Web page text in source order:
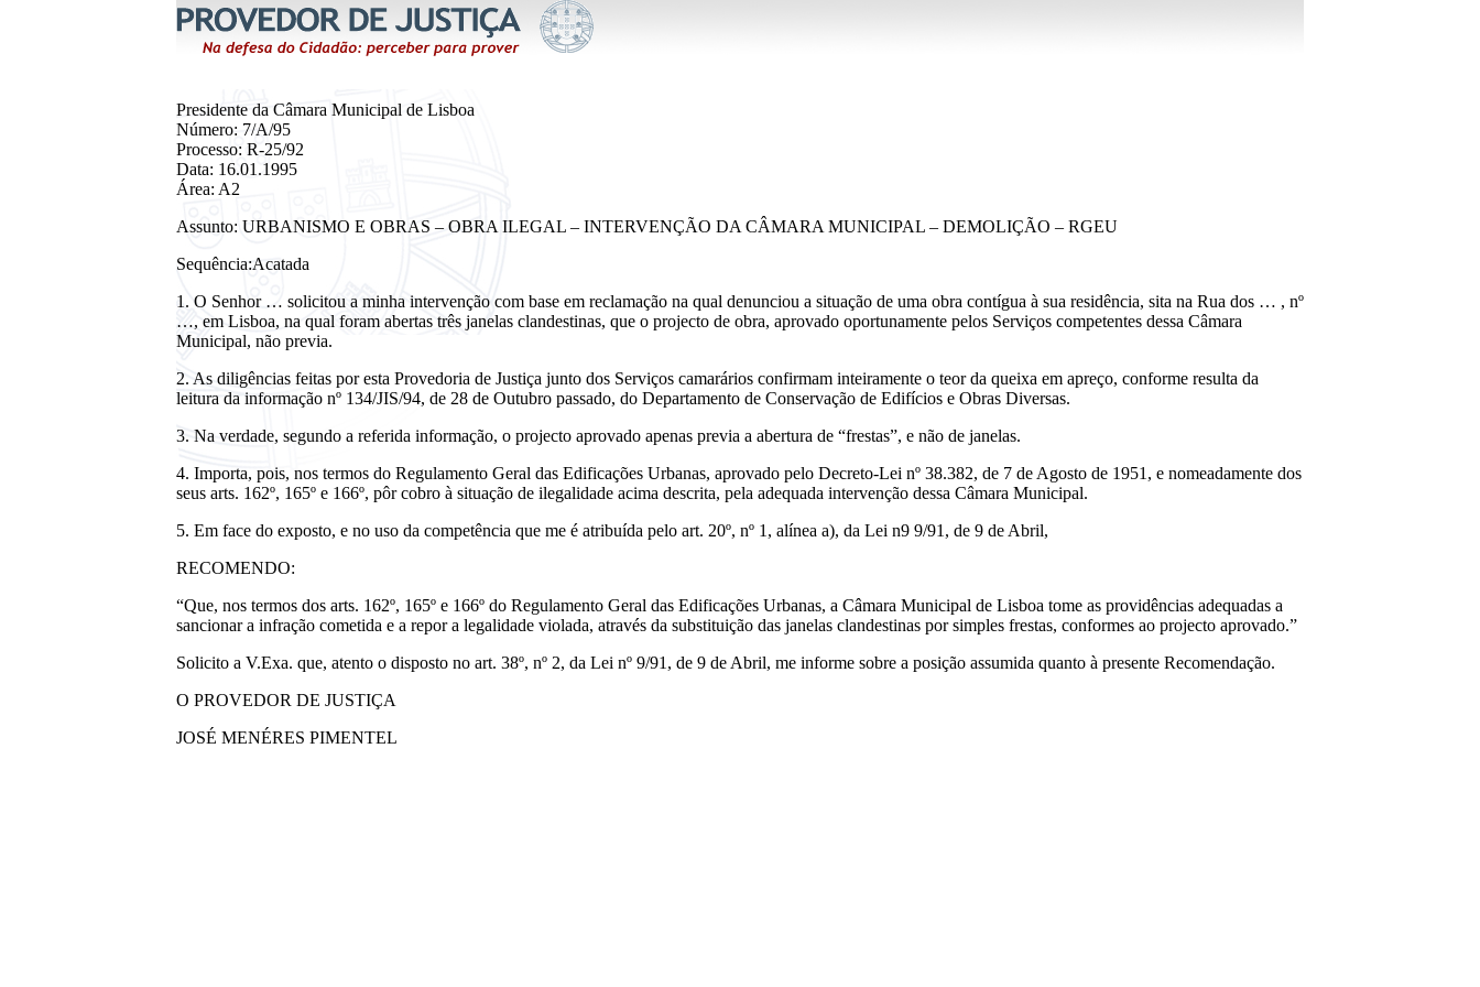
Presidente da Câmara Municipal de Lisboa
Número: 7/A/95
Processo: R-25/92
Data: 16.01.1995
Área: A2
Assunto: URBANISMO E OBRAS – OBRA ILEGAL – INTERVENÇÃO DA CÂMARA MUNICIPAL – DEMOLIÇÃO – RGEU
Sequência:Acatada
1. O Senhor … solicitou a minha intervenção com base em reclamação na qual denunciou a situação de uma obra contígua à sua residência, sita na Rua dos … , nº
…, em Lisboa, na qual foram abertas três janelas clandestinas, que o projecto de obra, aprovado oportunamente pelos Serviços competentes dessa Câmara
Municipal, não previa.
2. As diligências feitas por esta Provedoria de Justiça junto dos Serviços camarários confirmam inteiramente o teor da queixa em apreço, conforme resulta da
leitura da informação nº 134/JIS/94, de 28 de Outubro passado, do Departamento de Conservação de Edifícios e Obras Diversas.
3. Na verdade, segundo a referida informação, o projecto aprovado apenas previa a abertura de “frestas”, e não de janelas.
4. Importa, pois, nos termos do Regulamento Geral das Edificações Urbanas, aprovado pelo Decreto-Lei nº 38.382, de 7 de Agosto de 1951, e nomeadamente dos
seus arts. 162º, 165º e 166º, pôr cobro à situação de ilegalidade acima descrita, pela adequada intervenção dessa Câmara Municipal.
5. Em face do exposto, e no uso da competência que me é atribuída pelo art. 20º, nº 1, alínea a), da Lei n9 9/91, de 9 de Abril,
RECOMENDO:
“Que, nos termos dos arts. 162º, 165º e 166º do Regulamento Geral das Edificações Urbanas, a Câmara Municipal de Lisboa tome as providências adequadas a
sancionar a infração cometida e a repor a legalidade violada, através da substituição das janelas clandestinas por simples frestas, conformes ao projecto aprovado.”
Solicito a V.Exa. que, atento o disposto no art. 38º, nº 2, da Lei nº 9/91, de 9 de Abril, me informe sobre a posição assumida quanto à presente Recomendação.
O PROVEDOR DE JUSTIÇA
JOSÉ MENÉRES PIMENTEL